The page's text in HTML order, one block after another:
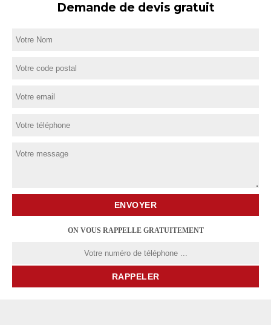
Demande de devis gratuit
ON VOUS RAPPELLE GRATUITEMENT